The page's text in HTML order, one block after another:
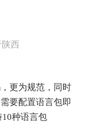
西
更为规范，同时
要配置语言包即
种语言包